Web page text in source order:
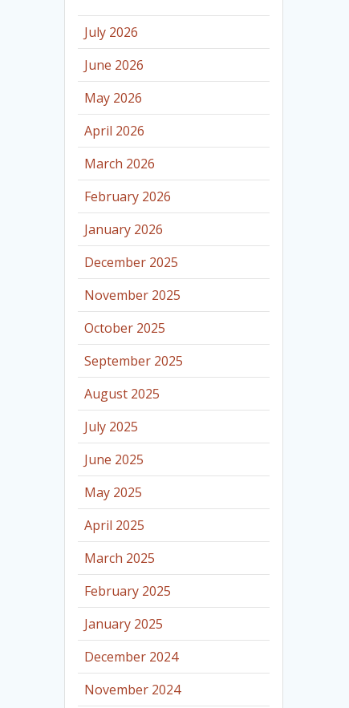
July 2026
June 2026
May 2026
April 2026
March 2026
February 2026
January 2026
December 2025
November 2025
October 2025
September 2025
August 2025
July 2025
June 2025
May 2025
April 2025
March 2025
February 2025
January 2025
December 2024
November 2024